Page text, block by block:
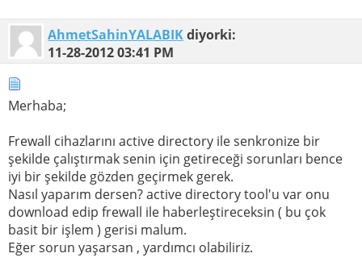
AhmetSahinYALABIKdiyorki:
11-28-201203:41 PM
Merhaba;
Frewall cihazlarını active directory ile senkronize bir
şekilde çalıştırmak senin için getireceği sorunları bence
iyi bir şekilde gözden geçirmek gerek.
Nasıl yaparım dersen? active directory tool'u var onu
download edip frewall ile haberleştireceksin ( bu çok
basit bir işlem ) gerisi malum.
Eğer sorun yaşarsan , yardımcı olabiliriz.